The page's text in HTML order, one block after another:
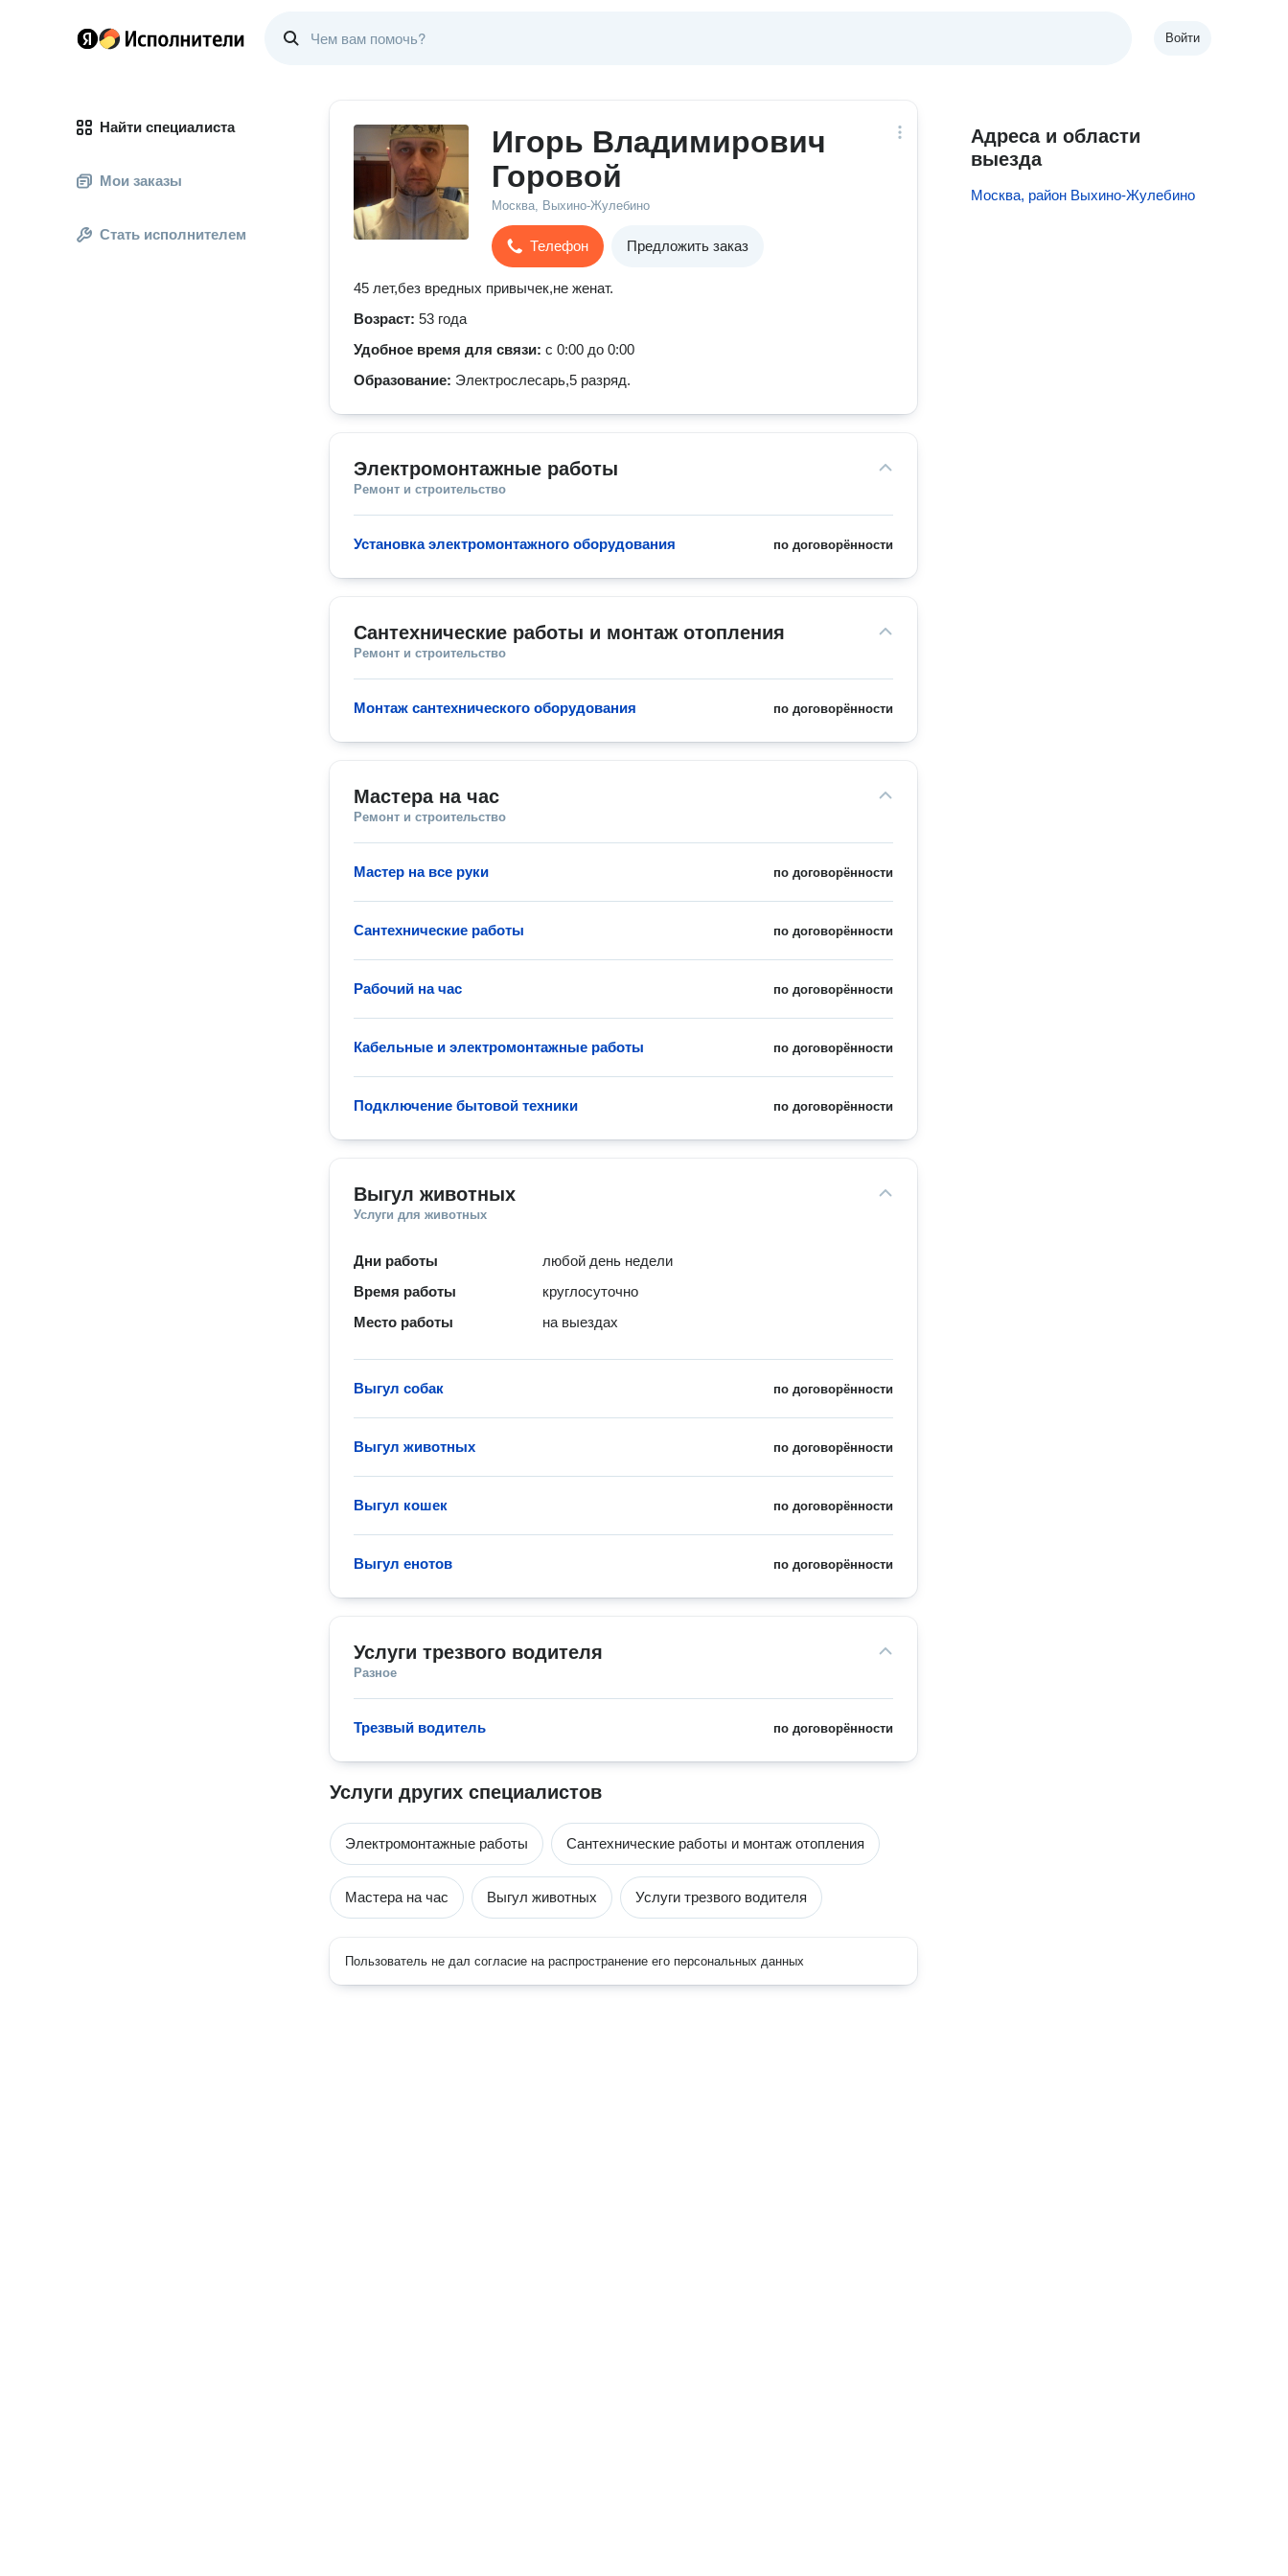
Войти
Найти специалиста
Мои заказы
Стать исполнителем
Игорь Владимирович
Горовой
Москва, Выхино-Жулебино
Телефон Предложить заказ
45 лет,без вредных привычек,не женат.
Возраст: 53 года
Удобное время для связи: с 0:00 до 0:00
Образование: Электрослесарь,5 разряд.
Электромонтажные работы
Ремонт и строительство
по договорённости
Установка электромонтажного оборудования
Сантехнические работы и монтаж отопления
Ремонт и строительство
по договорённости
Монтаж сантехнического оборудования
Мастера на час
Ремонт и строительство
по договорённости
Мастер на все руки
по договорённости
Сантехнические работы
по договорённости
Рабочий на час
по договорённости
Кабельные и электромонтажные работы
по договорённости
Подключение бытовой техники
Выгул животных
Услуги для животных
Дни работы
любой день недели
Время работы
круглосуточно
Место работы
на выездах
по договорённости
Выгул собак
по договорённости
Выгул животных
по договорённости
Выгул кошек
по договорённости
Выгул енотов
Услуги трезвого водителя
Разное
по договорённости
Трезвый водитель
Услуги других специалистов
Электромонтажные работы Сантехнические работы и монтаж отопления
Мастера на час Выгул животных Услуги трезвого водителя
Пользователь не дал согласие на распространение его персональных данных
Адреса и области
выезда
Москва, район Выхино-Жулебино